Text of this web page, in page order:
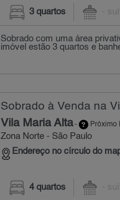
3 quartos -
Sobrado com uma área
imóvel estão 3 quartos e
Sobrado à Venda na
Vila Maria Alta- Próximo
Zona Norte - São Paulo
Endereço no círculo do
4 quartos -